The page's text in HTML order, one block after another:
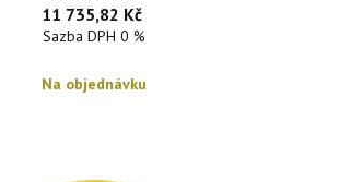
11 735,82 Kč
Sazba DPH 0 %
Na objednávku